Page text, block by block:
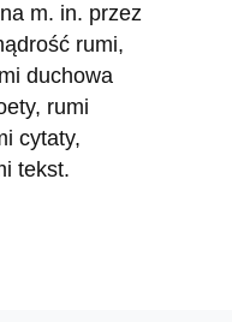
m. in. przez
rumi,
duchowa
rumi
cytaty,
tekst.